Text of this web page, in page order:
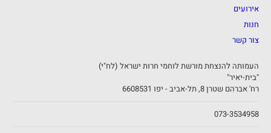
אירועים
חנות
צור קשר
העמותה להנצחת מורשת לוחמי חרות ישראל (לח"י)
"בית-יאיר"
רח' אברהם שטרן 8, תל-אביב - יפו 6608531
073-3534958